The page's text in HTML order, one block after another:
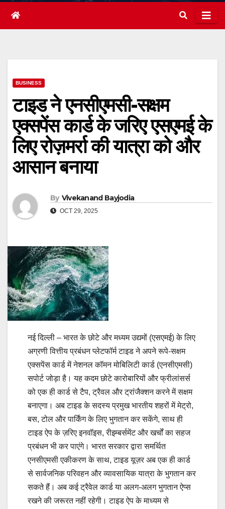
BUSINESS
टाइड ने एनसीएमसी-सक्षम
एक्सपेंस कार्ड के जरिए एसएमई के
लिए रोज़मर्रा की यात्रा को और
आसान बनाया
By Vivekanand Bayjodia
OCT 29, 2025
नई दिल्ली – भारत के छोटे और मध्यम उद्यमों (एसएमई) के लिए
अग्रणी वित्तीय प्रबंधन प्लेटफॉर्म टाइड ने अपने रूपे-सक्षम
एक्सपेंस कार्ड में नेशनल कॉमन मोबिलिटी कार्ड (एनसीएमसी)
सपोर्ट जोड़ा है। यह कदम छोटे कारोबारियों और फ्रीलांसर्स
को एक ही कार्ड से टैप, ट्रैवल और ट्रांजैक्शन करने में सक्षम
बनाएगा। अब टाइड के सदस्य प्रमुख भारतीय शहरों में मेट्रो,
बस, टोल और पार्किंग के लिए भुगतान कर सकेंगे, साथ ही
टाइड ऐप के ज़रिए इनवॉइस, रीइम्‍बर्समेंट और खर्चों का सहज
प्रबंधन भी कर पाएंगे। भारत सरकार द्वारा समर्थित
एनसीएमसी एकीकरण के साथ, टाइड यूज़र अब एक ही कार्ड
से सार्वजनिक परिवहन और व्यावसायिक यात्रा के भुगतान कर
सकते हैं। अब कई ट्रैवेल कार्ड या अलग-अलग भुगतान ऐप्स
रखने की जरूरत नहीं रहेगी। टाइड ऐप के माध्यम से